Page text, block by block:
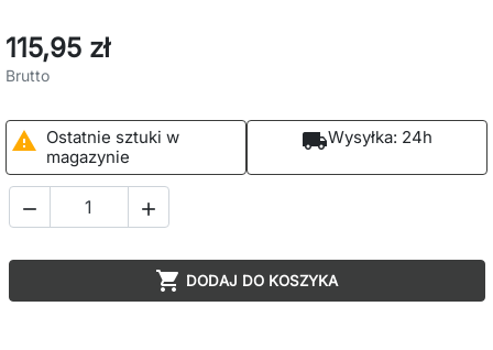
115,95 zł
Brutto

Ostatnie sztuki w
magazynie
local_shippingWysyłka: 24h
 
 DODAJ DO KOSZYKA